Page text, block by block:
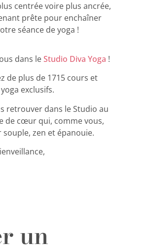
centrée voire plus ancrée,
prête pour enchaîner
séance de yoga !
dans leStudio Diva Yoga !
de plus de 1715 cours et
exclusifs.
retrouver dans le Studio au
de cœur qui, comme vous,
zen et épanouie.
un